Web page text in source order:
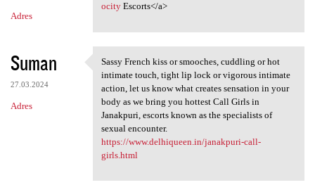
Adres
ocityEscorts</a>
Suman
27.03.2024
Adres
Sassy French kiss or smooches
Sassy French kiss or smooches, cuddling or hot
intimate touch, tight lip lock or vigorous intimate
action, let us know what creates sensation in your
body as we bring you hottest Call Girls in
Janakpuri, escorts known as the specialists of
sexual encounter.
https://www.delhiqueen.in/janakpuri-call-
girls.html